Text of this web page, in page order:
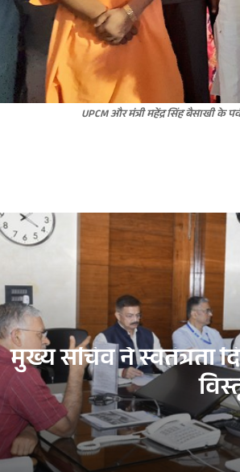
UPCM और मंत्री महेंद्र सिंह बैसाखी के
मुख्य सचिव ने स्वतंत्रता